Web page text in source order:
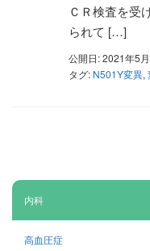
ＣＲ検査を受
られて […]
公開日: 2021年5
タグ: N501Y変異,
内科
高血圧症